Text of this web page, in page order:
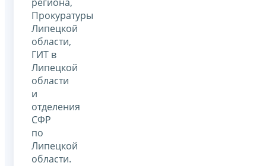
Прокуратуры
Липецкой
области,
ГИТ в
Липецкой
области
и
отделения
СФР
по
Липецкой
области.